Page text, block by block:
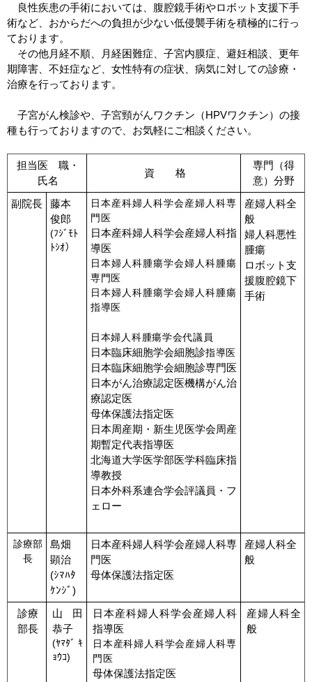
良性疾患の手術においては、腹腔鏡手術やロボット支援下手
術など、おからだへの負担が少ない低侵襲手術を積極的に行っ
ております。
その他月経不順、月経困難症、子宮内膜症、避妊相談、更年
期障害、不妊症など、女性特有の症状、病気に対しての診療・
治療を行っております。
子宮がん検診や、子宮頸がんワクチン（HPVワクチン）の接
種も行っておりますので、お気軽にご相談ください。
担当医 職・
氏名
資 格
専門（得
意）分野
副院長
藤本
俊郎
(ﾌｼﾞﾓﾄ
ﾄｼｵ）
日本産科婦人科学会産婦人科専
門医
日本産科婦人科学会産婦人科指
導医
日本婦人科腫瘍学会婦人科腫瘍
専門医
日本婦人科腫瘍学会婦人科腫瘍
指導医
日本婦人科腫瘍学会代議員
日本臨床細胞学会細胞診指導医
日本臨床細胞学会細胞診専門医
日本がん治療認定医機構がん治
療認定医
母体保護法指定医
日本周産期・新生児医学会周産
期暫定代表指導医
北海道大学医学部医学科臨床指
導教授
日本外科系連合学会評議員・フ
ェロー
産婦人科全
般
婦人科悪性
腫瘍
ロボット支
援腹腔鏡下
手術
診療部
長
島畑
顕治
(ｼﾏﾊﾀ
ｹﾝｼﾞ)
日本産科婦人科学会産婦人科専
門医
母体保護法指定医
産婦人科全
般
診療
部長
山田
恭子
(ﾔﾏﾀﾞ ｷ
ｮｳｺ)
日本産科婦人科学会産婦人科
指導医
日本産科婦人科学会産婦人科専
門医
母体保護法指定医
産婦人科全
般